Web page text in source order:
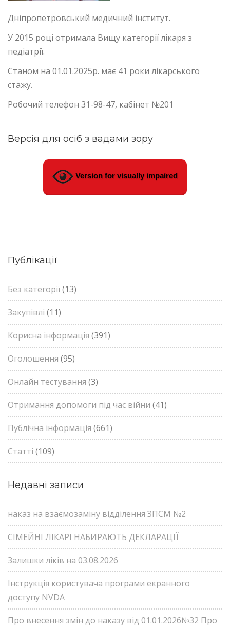
Дніпропетровський медичний інститут.
У 2015 році отримала Вищу категорії лікаря з
педіатрії.
Станом на 01.01.2025р. має 41 роки лікарського
стажу.
Робочий телефон 31-98-47, кабінет №201
Версія для осіб з вадами зору
Version for visually impaired
Публікації
Без категорії(13)
Закупівлі (11)
Корисна інформація (391)
Оголошення (95)
Онлайн тестування (3)
Отримання допомоги під час війни (41)
Публічна інформація (661)
Статті (109)
Недавні записи
наказ на взаємозаміну відділення ЗПСМ №2
СІМЕЙНІ ЛІКАРІ НАБИРАЮТЬ ДЕКЛАРАЦІЇ
Залишки ліків на 03.08.2026
Інструкція користувача програми екранного
доступу NVDA
Про внесення змін до наказу від 01.01.2026№32 Про